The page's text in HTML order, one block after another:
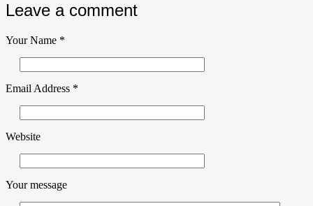
Leave a comment
Your Name *
Email Address *
Website
Your message